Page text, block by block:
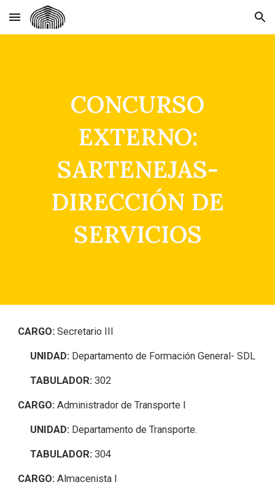
Skip to main content Skip to navigation
CONCURSO
EXTERNO:
SARTENEJAS-
DIRECCIÓN DE
SERVICIOS
CARGO: Secretario III
UNIDAD: Departamento de Formación General- SDL
TABULADOR: 302
CARGO: Administrador de Transporte I
UNIDAD: Departamento de Transporte.
TABULADOR: 304
CARGO: Almacenista I